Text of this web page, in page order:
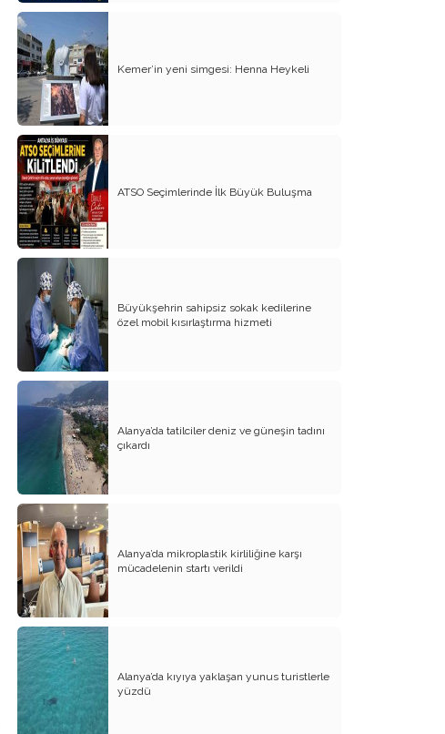
Çağımızın Hastalığı Madde Bağımlılığı
Yürek Burkan İsyanlarım
Organ Nakli ve Bağışı Hakkında
Görüşlerim
Suyumuz Isınıyor Haberiniz Olsun!!
Sözde Kadın Hakları Günü
Engellilerimize Engel Olmayalım
Öğretmenler Günü ve Eğitim
Sistemimiz
Kreşten Üniversiteye Tavsiyelerim
Binalar ve Zinalar
Altın Takı Mağdurları
Protokol
Modifiye Kadınlar
Evliliğin Anatomisi
Diyanet İşleri Hallet Şu İşleri
Mezarcı Hikmet’in Yürek Burkan Hayat
Hikayesi
Neşet Ertaş’ın Anısına
Canım Yurdum İnsanları - 1
Bu Yazım Sözde Değil Özde
Müslüman Olan Ülkeler İçindir!!
Aileme Duyduğum Özlem
Kırtasiye Vurgunu
Kemer’in yeni simgesi: Henna Heykeli
ATSO Seçimlerinde İlk Büyük Buluşma
Büyükşehrin sahipsiz sokak kedilerine
özel mobil kısırlaştırma hizmeti
Alanya’da tatilciler deniz ve güneşin tadını
çıkardı
Alanya’da mikroplastik kirliliğine karşı
mücadelenin startı verildi
Alanya’da kıyıya yaklaşan yunus turistlerle
yüzdü